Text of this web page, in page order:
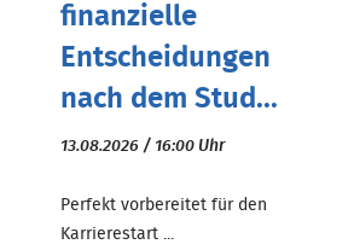
finanzielle
Entscheidungen
nach dem Stud...
13.08.2026 / 16:00 Uhr
Perfekt vorbereitet für den
Karrierestart ...